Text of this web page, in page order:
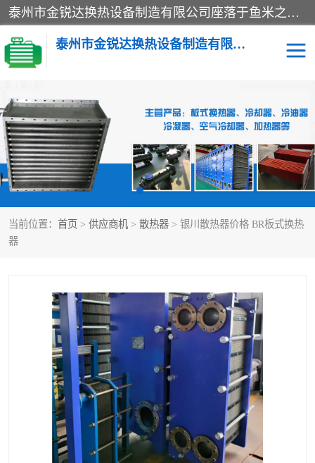
泰州市金锐达换热设备制造有限公司座落于鱼米之乡、祥泰之州一江苏泰州。是一家多年从事换热设备研究、设计、制造、销售、服务于一体的生产企业。
泰州市金锐达换热设备制造有限公司
当前位置： 首页 > 供应商机 > 散热器 > 银川散热器价格 BR板式换热
器
冷却器 换热器
散热器 预热器
热交换器